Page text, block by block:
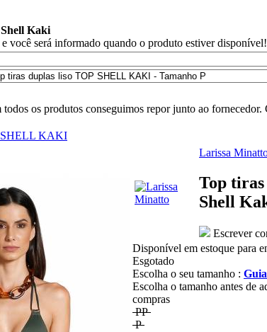
Kaki
você será informado quando o produto estiver disponível!
os produtos conseguimos repor junto ao
SHELL KAKI
Larissa
Top
Shell
Escrever
Disponível em estoque para
Esgotado
Escolha o seu tamanho :
Escolha o tamanho antes de
compras
PP
P